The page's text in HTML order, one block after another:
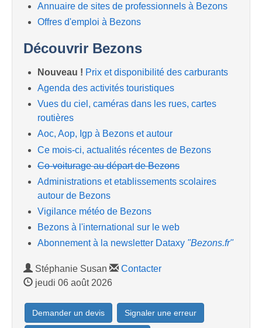
Annuaire de sites de professionnels à Bezons
Offres d'emploi à Bezons
Découvrir Bezons
Nouveau ! Prix et disponibilité des carburants
Agenda des activités touristiques
Vues du ciel, caméras dans les rues, cartes
routières
Aoc, Aop, Igp à Bezons et autour
Ce mois-ci, actualités récentes de Bezons
Co-voiturage au départ de Bezons
Administrations et etablissements scolaires
autour de Bezons
Vigilance météo de Bezons
Bezons à l'international sur le web
Abonnement à la newsletter Dataxy "Bezons.fr"
Stéphanie Susan
Contacter
jeudi 06 août 2026
Demander un devis Signaler une erreur